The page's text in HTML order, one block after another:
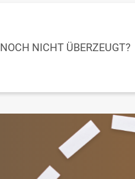
NOCH NICHT ÜBERZEUGT?